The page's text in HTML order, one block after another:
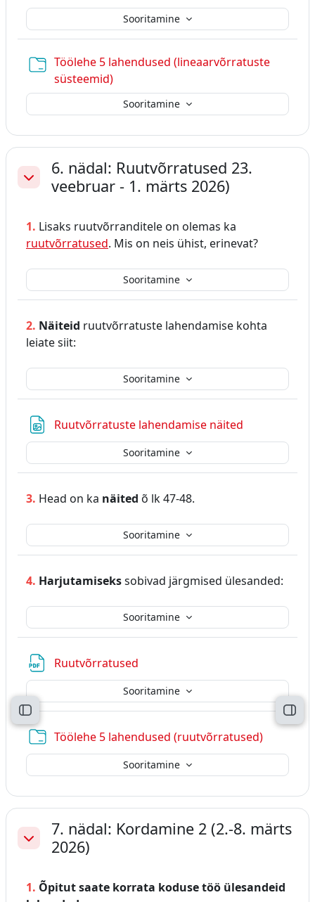
Ava kursuse sisukord Ava
Sooritamine
Töölehe 5 lahendused (lineaarvõrratuste
süsteemid)Kaust
Sooritamine
Ahenda
6. nädal: Ruutvõrratused 23.
veebruar - 1. märts 2026)
Sooritamine
1. Lisaks ruutvõrranditele on olemas ka
ruutvõrratused. Mis on neis ühist, erinevat?
Sooritamine
2. Näiteid ruutvõrratuste lahendamise kohta
leiate siit:
Ruutvõrratuste lahendamise näited
Sooritamine
Sooritamine
3. Head on ka näited õ lk 47-48.
Sooritamine
4. Harjutamisekssobivad järgmised ülesanded:
Ruutvõrratused
Sooritamine
Töölehe 5 lahendused (ruutvõrratused)Kaust
Sooritamine
Ahenda
7. nädal: Kordamine 2 (2.-8. märts
2026)
1. Õpitut saate korrata koduse töö ülesandeid